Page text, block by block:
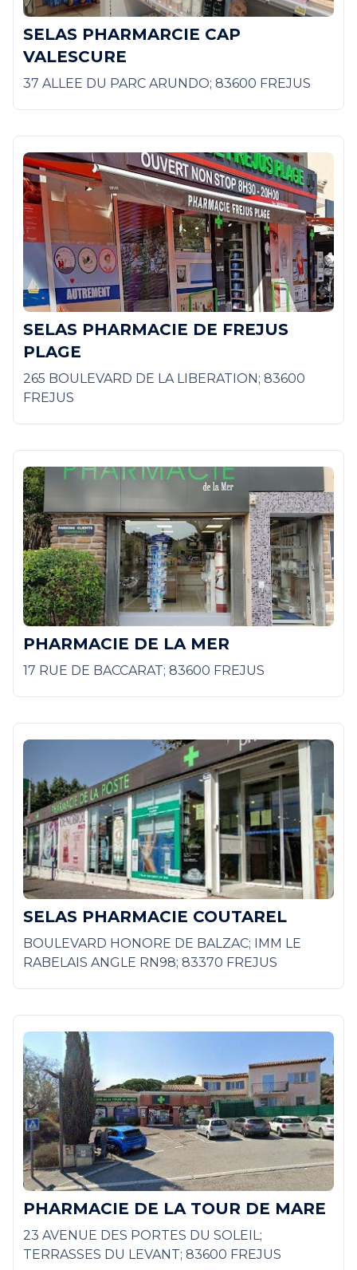
SELAS PHARMARCIE CAP
VALESCURE
37 ALLEE DU PARC ARUNDO; 83600 FREJUS
SELAS PHARMACIE DE FREJUS
PLAGE
265 BOULEVARD DE LA LIBERATION; 83600
FREJUS
PHARMACIE DE LA MER
17 RUE DE BACCARAT; 83600 FREJUS
SELAS PHARMACIE COUTAREL
BOULEVARD HONORE DE BALZAC; IMM LE
RABELAIS ANGLE RN98; 83370 FREJUS
PHARMACIE DE LA TOUR DE MARE
23 AVENUE DES PORTES DU SOLEIL;
TERRASSES DU LEVANT; 83600 FREJUS